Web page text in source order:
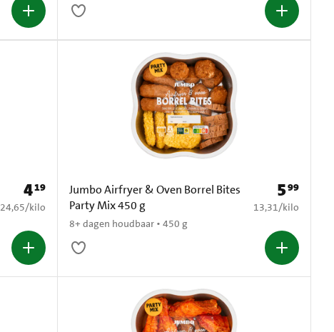
Prijs: € 4,19
419
€ 24,65 per kilo
24,65/kilo
Jumbo Airfryer & Oven Borrel Bites
Party Mix 450 g
8+ dagen houdbaar • 450 g
Prijs: € 5,99
599
€ 13,31 per kilo
13,31/kilo